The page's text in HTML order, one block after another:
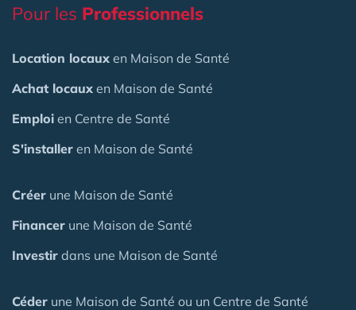
Pour les Professionnels
Location locaux en Maison de Santé
Achat locaux en Maison de Santé
Emploi en Centre de Santé
S'installer en Maison de Santé
Créer une Maison de Santé
Financer une Maison de Santé
Investir dans une Maison de Santé
Céder une Maison de Santé ou un Centre de Santé